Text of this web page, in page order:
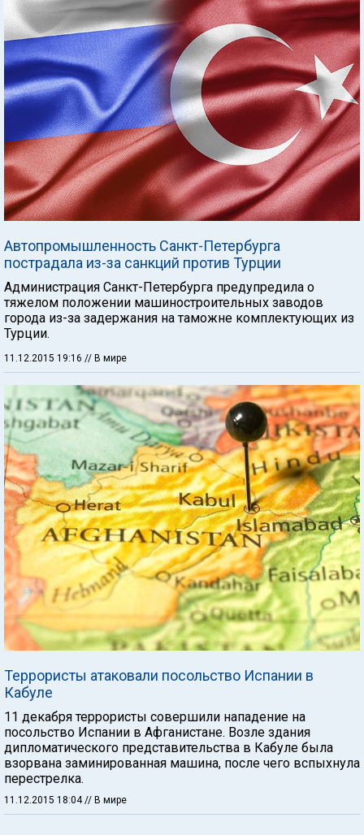
Автопромышленность Санкт-Петербурга
пострадала из-за санкций против Турции
Администрация Санкт-Петербурга предупредила о
тяжелом положении машиностроительных заводов
города из-за задержания на таможне комплектующих из
Турции.
11.12.2015 19:16 // В мире
Террористы атаковали посольство Испании в
Кабуле
11 декабря террористы совершили нападение на
посольство Испании в Афганистане. Возле здания
дипломатического представительства в Кабуле была
взорвана заминированная машина, после чего вспыхнула
перестрелка.
11.12.2015 18:04// В мире